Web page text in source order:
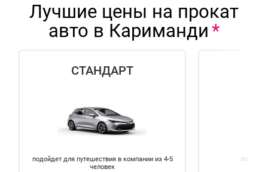
Лучшие цены на прокат
авто в Кариманди
СТАНДАРТ
подойдет для путешествия в компании из 4-5
человек